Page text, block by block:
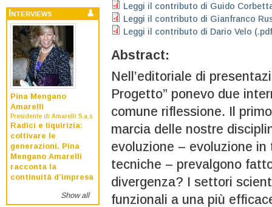
Interviews
Pina Mengano
Amarelli
Presidente di Amarelli S.a.s.
Radici e liquirizia:
coltivare le
generazioni. Pina
Mengano Amarelli
racconta la
continuità d’impresa
Show all
Leggi il contributo di Guido
Leggi il contributo di Gianfranco
Leggi il contributo di Dario Velo
Abstract:
Nell’editoriale di
Progetto” ponevo due
comune riflessione. Il
marcia delle nostre
evoluzione – evoluzione
tecniche – prevalgono
divergenza? I settori
funzionali a una più